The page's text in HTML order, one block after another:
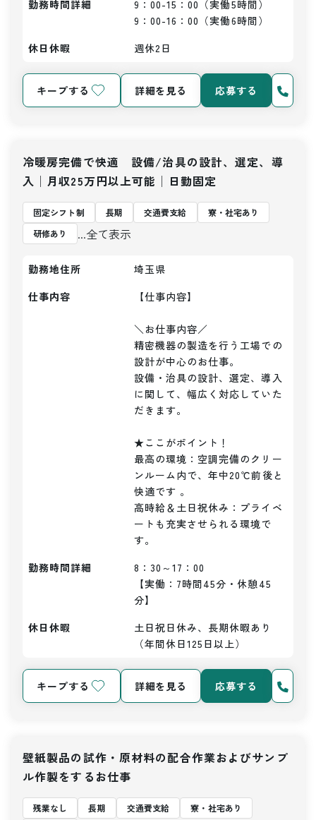
勤務時間詳細
9：00-15：00（実働5時間）
9：00-16：00（実働6時間）
休日休暇
週休2日
キープする 詳細を見る 応募する
冷暖房完備で快適 設備/治具の設計、選定、導
入│月収25万円以上可能│日勤固定
固定シフト制 長期 交通費支給
寮・社宅あり
研修あり
...全て表示
勤務地住所
埼玉県
仕事内容
【仕事内容】
＼お仕事内容／
精密機器の製造を行う工場での
設計が中心のお仕事。
設備・治具の設計、選定、導入
に関して、幅広く対応していた
だきます。
★ここがポイント！
最高の環境：空調完備のクリー
ンルーム内で、年中20℃前後と
快適です 。
高時給＆土日祝休み：プライベ
ートも充実させられる環境で
す。
勤務時間詳細
8：30～17：00
【実働：7時間45分・休憩45
分】
休日休暇
土日祝日休み、長期休暇あり
（年間休日125日以上）
キープする 詳細を見る 応募する
壁紙製品の試作・原材料の配合作業およびサンプ
ル作製をするお仕事
残業なし 長期 交通費支給
寮・社宅あり